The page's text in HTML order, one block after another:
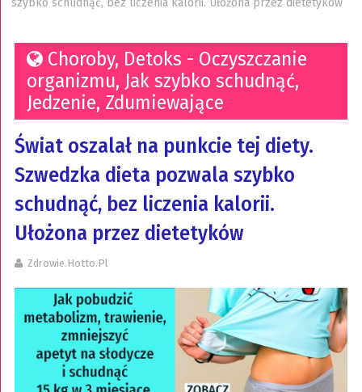
szybko schudnąć, bez liczenia kalorii. Ułożona przez dietetyków
Choroby, Detoks - Oczyszczanie
organizmu, Jak szybko schudnąć,
Jedzenie, Zdumiewające
Świat oszalał na punkcie tej diety.
Szwedzka dieta pozwala szybko
schudnąć, bez liczenia kalorii.
Ułożona przez dietetyków
Zdrowie.hotto.pl